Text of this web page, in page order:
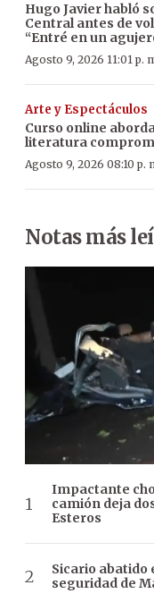
Hugo Javier habló
Central antes de
“Entré en un
Agosto 9, 2026 11:01 p.
Arte y Espectáculos
Curso online
literatura
Agosto 9, 2026 08:10 p.
Notas más
Impactante
camión deja
Esteros
Sicario abatido
seguridad de